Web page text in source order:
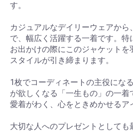
す。
カジュアルなデイリーウェアから
で、幅広く活躍する一着です。
お出かけの際にこのジャケットを
スタイルが引き締まります。
1枚でコーディネートの主役にな
が欲しくなる「一生もの」の一着
愛着がわく、心をときめかせるア
大切な人へのプレゼントとしても